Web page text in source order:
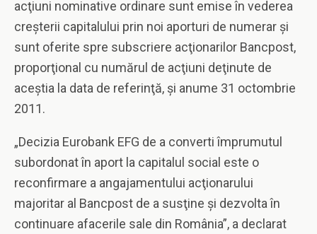
acţiuni nominative ordinare sunt emise în vederea
creşterii capitalului prin noi aporturi de numerar şi
sunt oferite spre subscriere acţionarilor Bancpost,
proporţional cu numărul de acţiuni deţinute de
aceştia la data de referinţă, şi anume 31 octombrie
2011.
„Decizia Eurobank EFG de a converti împrumutul
subordonat în aport la capitalul social este o
reconfirmare a angajamentului acţionarului
majoritar al Bancpost de a susţine şi dezvolta în
continuare afacerile sale din România”, a declarat